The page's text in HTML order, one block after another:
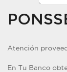
Atención
En Tu Banco